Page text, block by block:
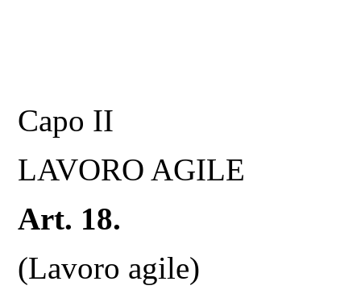
Capo II
LAVORO AGILE
Art. 18.
(Lavoro agile)